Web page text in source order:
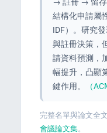
結構化申請屬
IDF）。研究
與註冊決策，
請資料預測，
幅提升，凸顯
鍵作用。
（
完整名單與論文全
會議論文集。